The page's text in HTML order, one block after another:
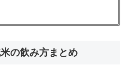
の飲み方まとめ